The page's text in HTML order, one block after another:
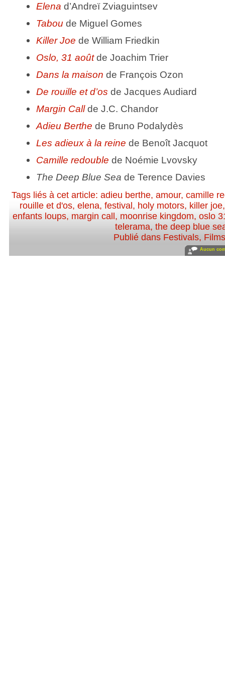
Elena d’Andreï Zviaguintsev
Tabou de Miguel Gomes
Killer Joe de William Friedkin
Oslo, 31 aoûtde Joachim Trier
Dans la maison de François Ozon
De rouille et d’os de Jacques Audiard
Margin Callde J.C. Chandor
Adieu Berthe de Bruno Podalydès
Les adieux à la reine de Benoît Jacquot
Camille redouble de Noémie Lvovsky
The Deep Blue Sea de Terence Davies
Tags liés à cet article:adieu berthe,amour,camille
rouille et d'os,elena,festival , holy motors, killer joe
enfants loups, margin call , moonrise kingdom,oslo
telerama, the deep blue
Publié dans Festivals,
Aucun